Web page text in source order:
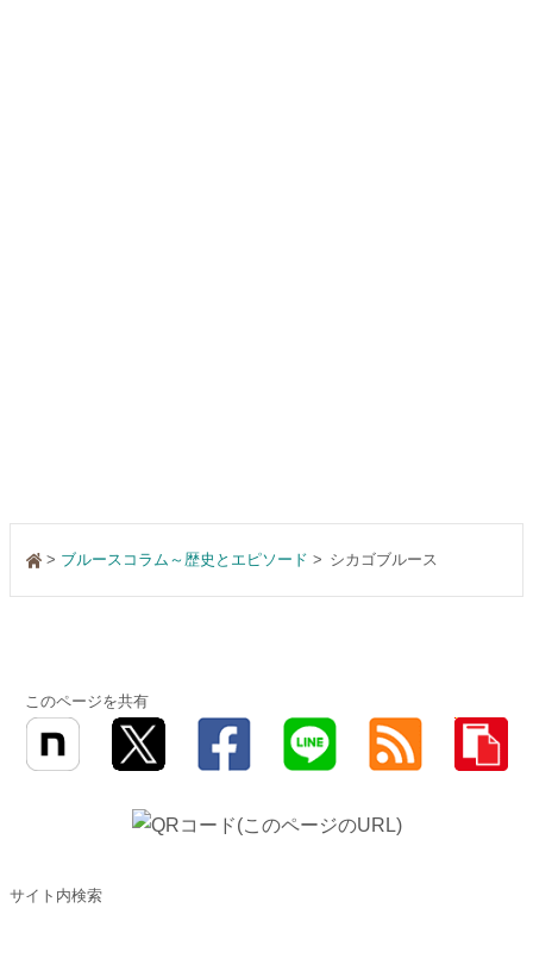
> ブルースコラム～歴史とエピソード シカゴブルース
このページを共有
サイト内検索